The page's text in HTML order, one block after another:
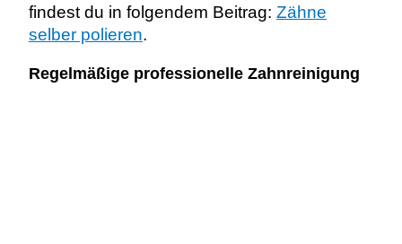
findest du in folgendem Beitrag: Zähne
selber polieren.
Regelmäßige professionelle Zahnreinigung